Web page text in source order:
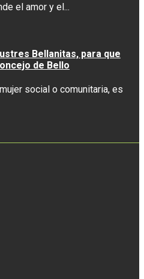
el amor y el...
Bellanitas, para que
de Bello
social o comunitaria, es